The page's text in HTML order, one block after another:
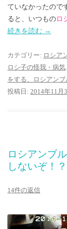
ていなかったので
ると、いつものロ
続きを読む →
カテゴリー: ロシア
ロシ子の怪我・病気
をする、ロシアン
投稿日: 2014年11月
ロシアンブ
しないぞ！？
14件の返信